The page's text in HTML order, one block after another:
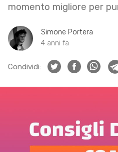
momento migliore per
Simone Portera
4 anni fa
Condividi: